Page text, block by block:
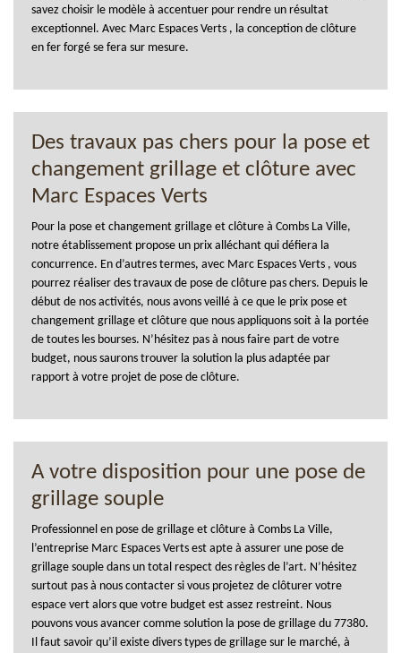
savez choisir le modèle à accentuer pour rendre un résultat
exceptionnel. Avec Marc Espaces Verts , la conception de clôture
en fer forgé se fera sur mesure.
Des travaux pas chers pour la pose et
changement grillage et clôture avec
Marc Espaces Verts
Pour la pose et changement grillage et clôture à Combs La Ville,
notre établissement propose un prix alléchant qui défiera la
concurrence. En d’autres termes, avec Marc Espaces Verts , vous
pourrez réaliser des travaux de pose de clôture pas chers. Depuis le
début de nos activités, nous avons veillé à ce que le prix pose et
changement grillage et clôture que nous appliquons soit à la portée
de toutes les bourses. N’hésitez pas à nous faire part de votre
budget, nous saurons trouver la solution la plus adaptée par
rapport à votre projet de pose de clôture.
A votre disposition pour une pose de
grillage souple
Professionnel en pose de grillage et clôture à Combs La Ville,
l’entreprise Marc Espaces Verts est apte à assurer une pose de
grillage souple dans un total respect des règles de l’art. N’hésitez
surtout pas à nous contacter si vous projetez de clôturer votre
espace vert alors que votre budget est assez restreint. Nous
pouvons vous avancer comme solution la pose de grillage du 77380.
Il faut savoir qu’il existe divers types de grillage sur le marché, à